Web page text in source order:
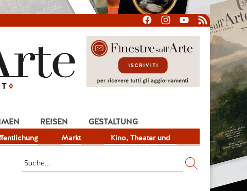
Markt
Kino, Theater und
Fernsehen
REISEN
GESTALTUNG